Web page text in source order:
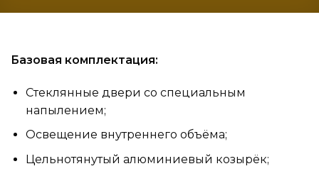
Базовая комплектация:
Стеклянные двери со специальным
напылением;
Освещение внутреннего объёма;
Цельнотянутый алюминиевый козырёк;